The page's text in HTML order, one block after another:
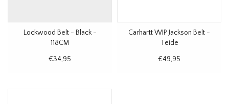
Lockwood Belt - Black -
118CM
€34,95
Carhartt WIP Jackson Belt -
Teide
€49,95